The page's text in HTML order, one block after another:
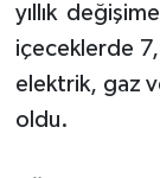
yıllık
içeceklerde
elektrik, gaz
oldu.